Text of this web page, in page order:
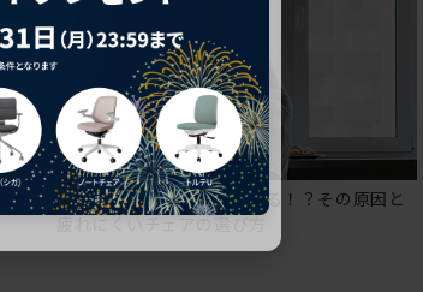
椅子に座っているのに疲れる！？その原因と
疲れにくいチェアの選び方